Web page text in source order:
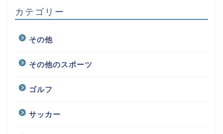
カテゴリー
その他
その他のスポーツ
ゴルフ
サッカー